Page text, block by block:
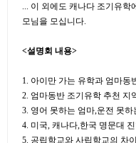
... 이 외에도 캐나다 조기유학
모님을 모십니다.
<설명회 내용>
1. 아이만 가는 유학과 엄마동
2. 엄마동반 조기유학 추천 지
3. 영어 못하는 엄마,운전 못
4. 미국, 캐나다,한국 명문대
5. 공립학교와 사립학교의 차이